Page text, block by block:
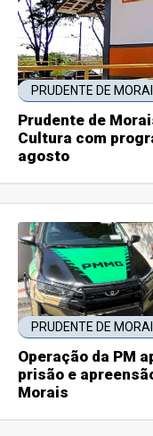
PRUDENTE DE
Prudente de
Cultura com
agosto
PRUDENTE DE
Operação da PM
prisão e
Morais